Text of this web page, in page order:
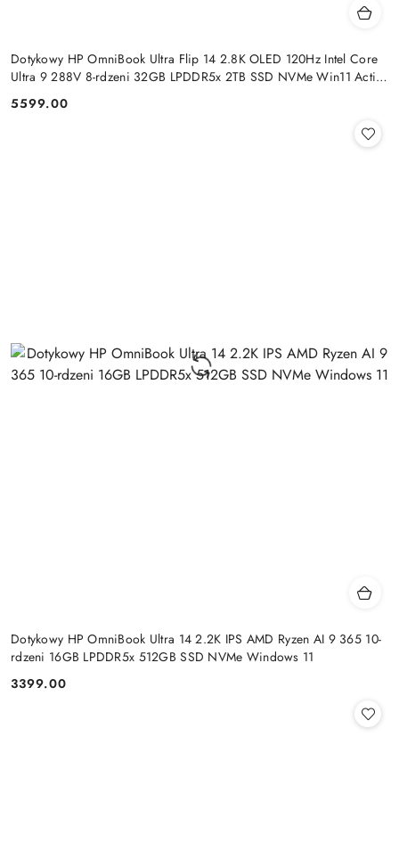
Dotykowy HP OmniBook Ultra Flip 14 2.8K OLED 120Hz Intel Core
Ultra 9 288V 8-rdzeni 32GB LPDDR5x 2TB SSD NVMe Win11 Active
Cena:
5599.00
Dotykowy HP OmniBook Ultra 14 2.2K IPS AMD Ryzen AI 9 365 10-
rdzeni 16GB LPDDR5x 512GB SSD NVMe Windows 11
Cena:
3399.00